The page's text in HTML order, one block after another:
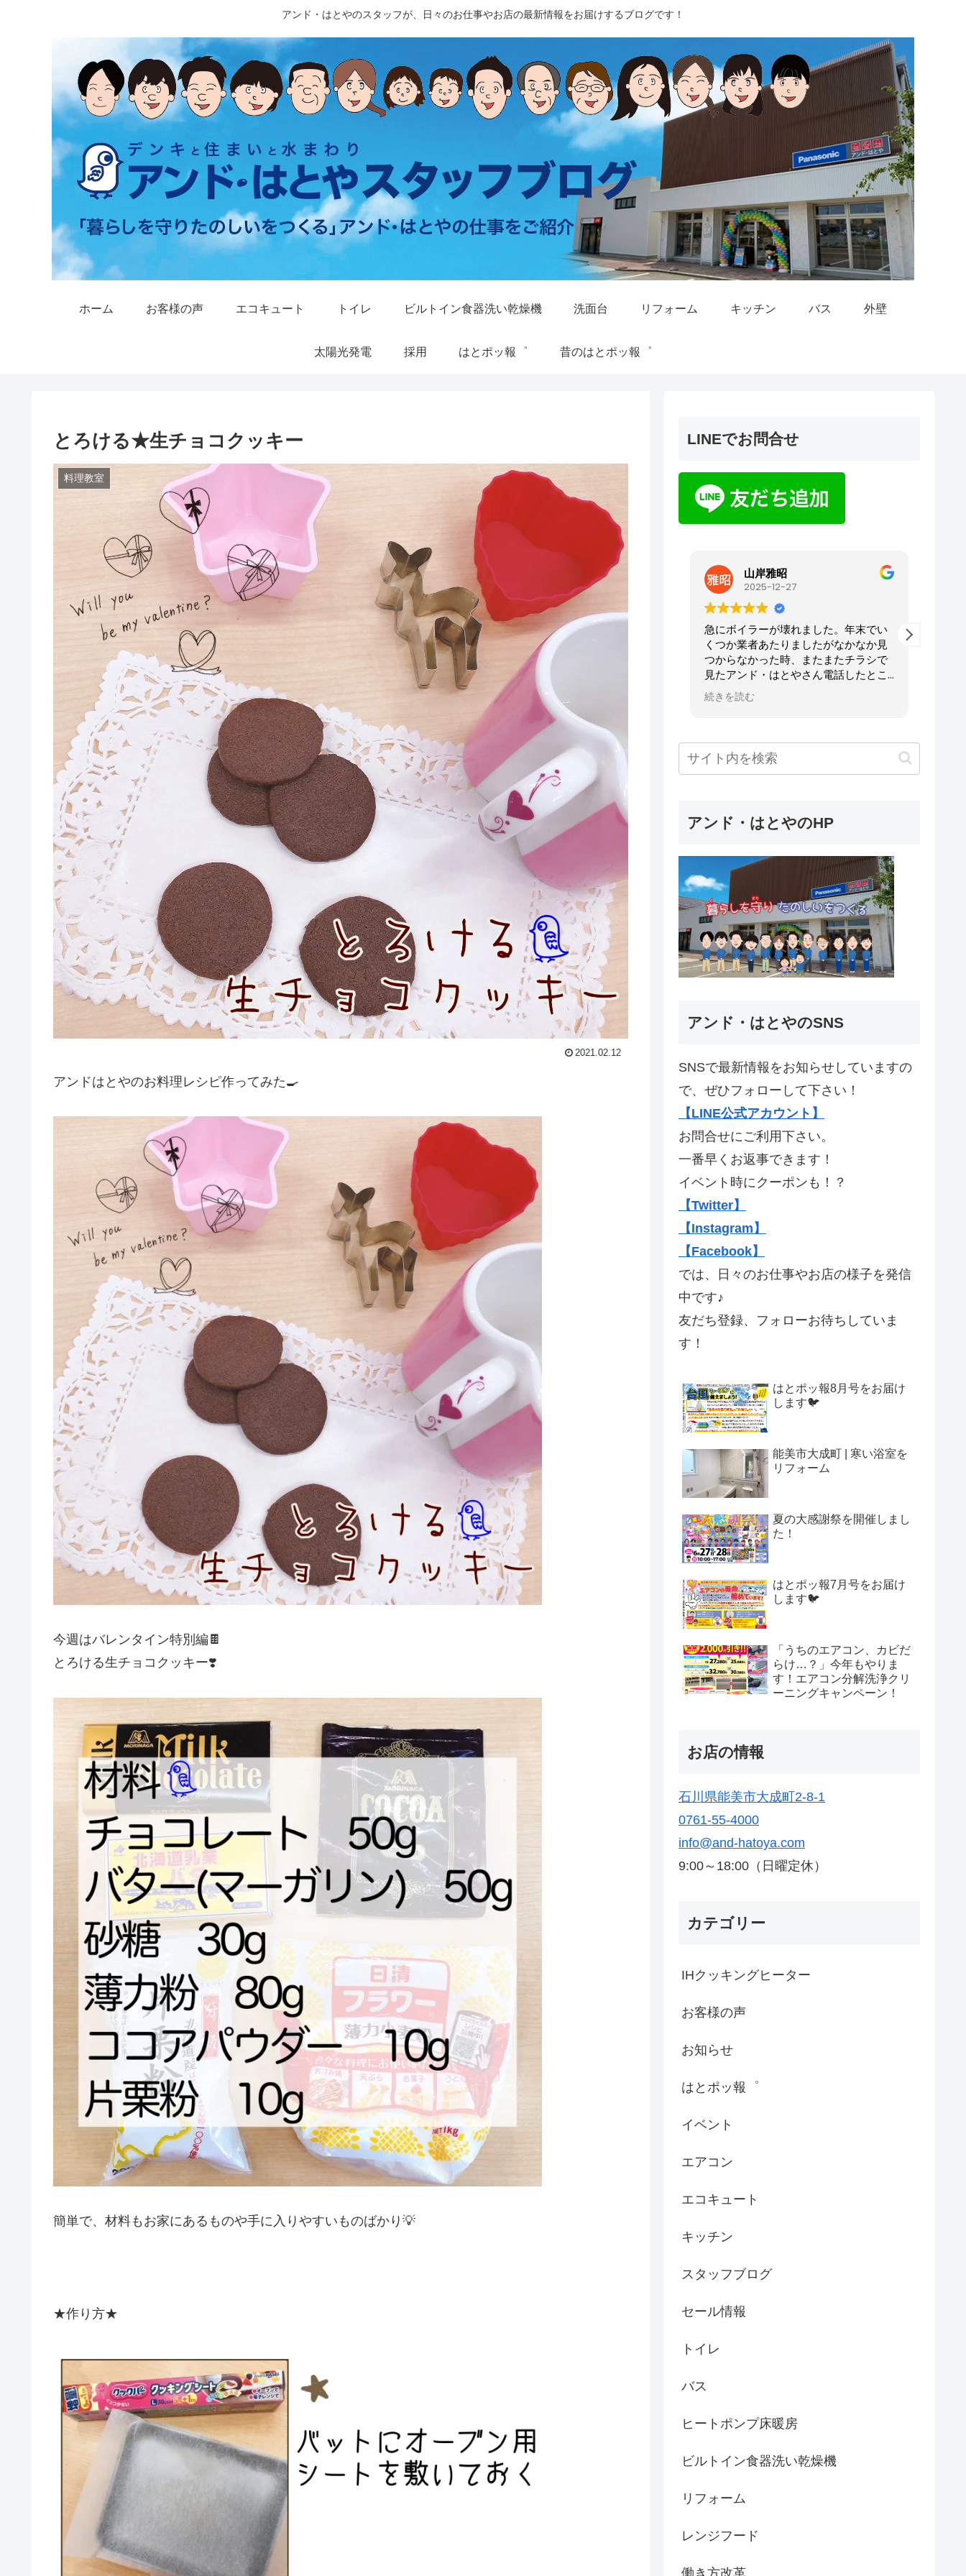
アンド・はとやのスタッフが、日々のお仕事やお店の最新情報をお届けするブログです！
ホーム お客様の声 エコキュート トイレ ビルトイン食器洗い乾燥機 洗面台 リフォーム キッチン バス 外壁
太陽光発電 採用 はとポッ報゜ 昔のはとポッ報゜
とろける★生チョコクッキー
料理教室
2021.02.12
アンドはとやのお料理レシピ作ってみた🍳
今週はバレンタイン特別編🍫
とろける生チョコクッキー❣️
簡単で、材料もお家にあるものや手に入りやすいものばかり💡
★作り方★
LINEでお問合せ
急にボイラーが壊れました。年末でい
くつか業者あたりましたがなかなか見
つからなかった時、またまたチラシで
見たアンド・はとやさん電話したとこ
ろすぐに対応しますとの事でその日の
うちに見に来てもらい作業者のかたが
非常に丁寧に説明してもらい即決。２
日後に交換してくれました。次回何か
あった時も迷わずアンド・はとやさん
にお願いしようと思います。
続きを読む
今井裕子
2025-12-06
我が家の電化製品、電気工事はハトヤ
さんです!この間は台所のリフォームを
しました😊こだわりキッチンの機種や
パナソニックのカウンターや収納棚も
１日の工事で出来上がりました!
その間の対応も早く、いつもながら丁
やっぱり信用と安心はアンド・はとや
さんです!
続きを読む
アンド・はとやのHP
アンド・はとやのSNS
SNSで最新情報をお知らせしていますの
で、ぜひフォローして下さい！
【LINE公式アカウント】
お問合せにご利用下さい。
一番早くお返事できます！
イベント時にクーポンも！？
【Twitter】
【Instagram】
【Facebook】
では、日々のお仕事やお店の様子を発信
中です♪
友だち登録、フォローお待ちしていま
す！
はとポッ報8月号をお届け
します🐦
能美市大成町 | 寒い浴室を
リフォーム
夏の大感謝祭を開催しまし
た！
はとポッ報7月号をお届け
します🐦
「うちのエアコン、カビだ
らけ…？」今年もやりま
す！エアコン分解洗浄クリ
ーニングキャンペーン！
お店の情報
石川県能美市大成町2-8-1
0761-55-4000
info@and-hatoya.com
9:00～18:00（日曜定休）
カテゴリー
IHクッキングヒーター
お客様の声
お知らせ
はとポッ報゜
イベント
エアコン
エコキュート
キッチン
スタッフブログ
セール情報
トイレ
バス
ヒートポンプ床暖房
ビルトイン食器洗い乾燥機
リフォーム
レンジフード
働き方改革